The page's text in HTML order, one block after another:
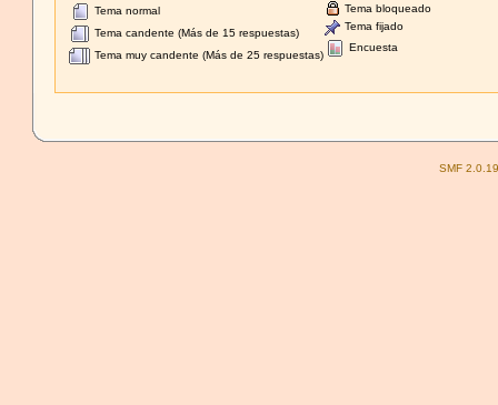
Tema normal
Tema candente (Más de 15 respuestas)
Tema muy candente (Más de 25 respuestas)
Tema bloqueado
Tema fijado
Encuesta
SMF 2.0.19